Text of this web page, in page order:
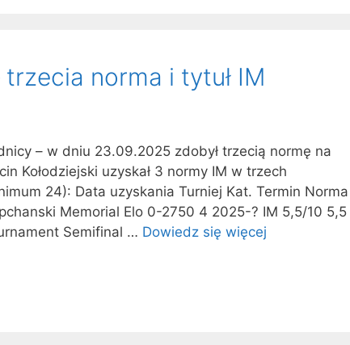
norma i tytuł IM
– w dniu 23.09.2025 zdobył trzecią normę na
Kołodziejski uzyskał 3 normy IM w trzech
24): Data uzyskania Turniej Kat. Termin Norma
Memorial Elo 0-2750 4 2025-? IM 5,5/10 5,5
Semifinal … Dowiedz się więcej